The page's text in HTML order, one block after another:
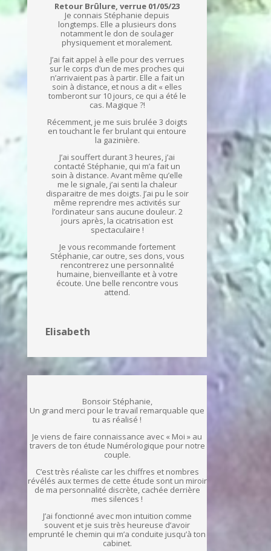
Retour Brûlure, verrue 01/05/23
Je connais Stéphanie depuis
longtemps. Elle a plusieurs dons
notamment le don de soulager
physiquement et moralement.
J’ai fait appel à elle pour des verrues
sur le corps d’un de mes proches qui
n’arrivaient pas à partir. Elle a fait un
soin à distance, et nous a dit « elles
tomberont sur 10 jours, ce qui a été le
cas. Magique ?!
Récemment, je me suis brulée 3 doigts
en touchant le fer brulant qui entoure
la gazinière.
J’ai souffert durant 3 heures, j’ai
contacté Stéphanie, qui m’a fait un
soin à distance. Avant même qu’elle
me le signale, j’ai senti la chaleur
disparaitre de mes doigts. J’ai pu le soir
même reprendre mes activités sur
l’ordinateur sans aucune douleur. 2
jours après, la cicatrisation est
spectaculaire !
Je vous recommande fortement
Stéphanie, car outre, ses dons, vous
rencontrerez une personnalité
humaine, bienveillante et à votre
écoute. Une belle rencontre vous
attend.
Elisabeth
Bonsoir Stéphanie,
Un grand merci pour le travail remarquable que
tu as réalisé !
Je viens de faire connaissance avec « Moi » au
travers de ton étude Numérologique pour notre
couple.
C’est très réaliste car les chiffres et nombres
révélés aux termes de cette étude sont un miroir
de ma personnalité discrète, cachée derrière
mes silences !
J’ai fonctionné avec mon intuition comme
souvent et je suis très heureuse d’avoir
emprunté le chemin qui m’a conduite jusqu’à ton
cabinet.